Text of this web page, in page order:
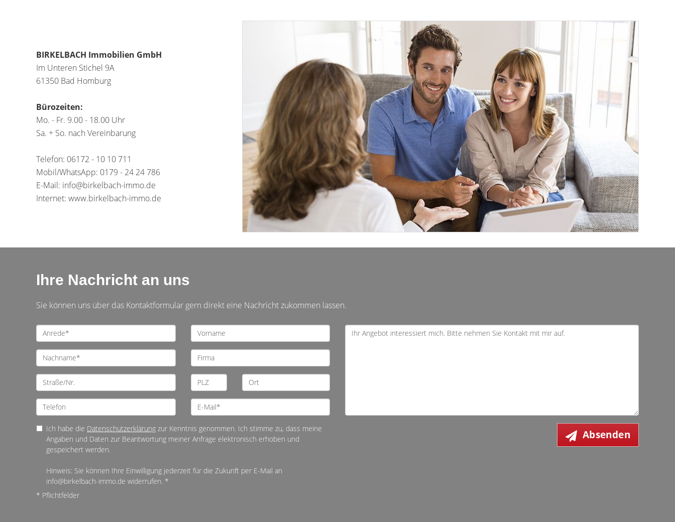
BIRKELBACH Immobilien GmbH
Im Unteren Stichel 9A
61350 Bad Homburg
Bürozeiten:
Mo. - Fr. 9.00 - 18.00 Uhr
Sa. + So. nach Vereinbarung
Telefon: 06172 - 10 10 711
Mobil/WhatsApp: 0179 - 24 24 786
E-Mail: info@birkelbach-immo.de
Internet: www.birkelbach-immo.de
Ihre Nachricht an uns
Sie können uns über das Kontaktformular gern direkt eine Nachricht zukommen lassen.
Ich habe die Datenschutzerklärung zur Kenntnis genommen. Ich stimme zu, dass meine
Angaben und Daten zur Beantwortung meiner Anfrage elektronisch erhoben und
gespeichert werden.
Hinweis: Sie können Ihre Einwilligung jederzeit für die Zukunft per E-Mail an
info@birkelbach-immo.de widerrufen. *
* Pflichtfelder
Absenden